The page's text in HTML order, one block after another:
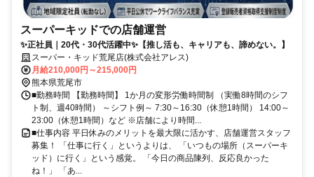
スーパーキッドでの店舗運営
✨正社員｜20代・30代活躍中✨【推し活も、キャリアも、諦めない。】
スーパー・キッド荒尾店(株式会社アレス)
月給210,000円～215,000円
熊本県荒尾市
■勤務時間 【勤務時間】 1か月の変形労働時間制 （実働8時間のシフ
ト制、週40時間） ～シフト例～ 7:30～16:30（休憩1時間） 14:00～
23:00（休憩1時間）など ※店舗により時間...
■仕事内容 平日休みのメリットを最大限に活かす、店舗運営スタッフ
募集！ 「仕事に行く」というよりは、 「いつもの場所（スーパーキ
ッド）に行く」という感覚。 「今日の商品陳列、反応良かった
ね！」 「あ...